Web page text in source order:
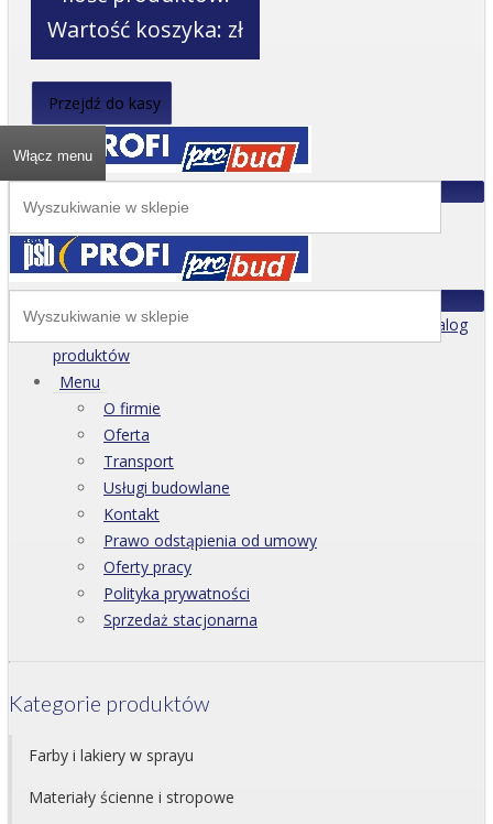
Wartość koszyka: zł
Przejdź do kasy
Włącz menu
Katalog
produktów
Menu
O firmie
Oferta
Transport
Usługi budowlane
Kontakt
Prawo odstąpienia od umowy
Oferty pracy
Polityka prywatności
Sprzedaż stacjonarna
Kategorie produktów
Farby i lakiery w sprayu
Materiały ścienne i stropowe